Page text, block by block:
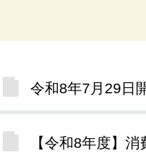
令和8年7月29日
【令和8年度】